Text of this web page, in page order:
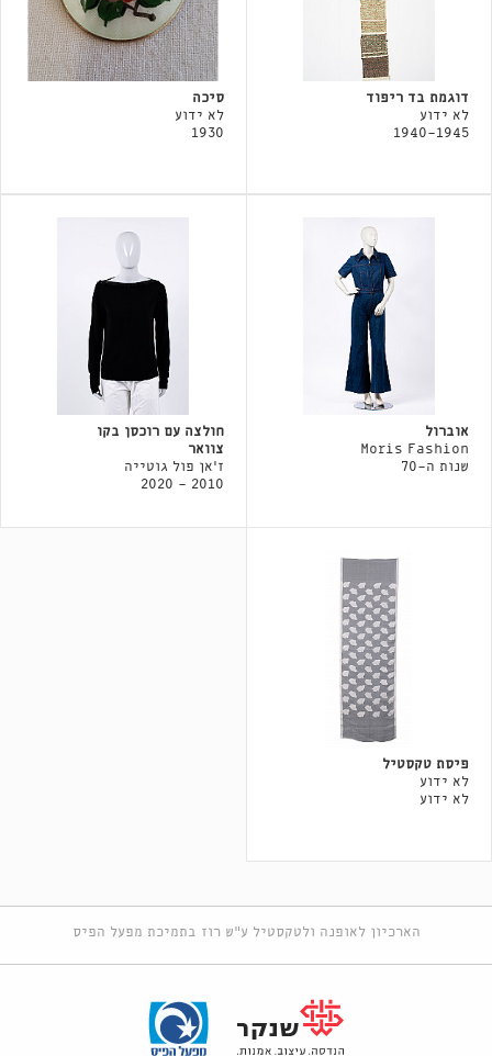
דוגמת בד ריפוד
לא ידוע
1940-1945
סיכה
לא ידוע
1930
אוברול
Moris Fashion
שנות ה-70
חולצה עם רוכסן בקו
צוואר
ז'אן פול גוטייה
2010 - 2020
פיסת טקסטיל
לא ידוע
לא ידוע
הארכיון לאופנה ולטקסטיל ע"ש רוז בתמיכת מפעל הפיס